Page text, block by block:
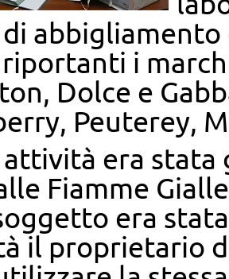
di
i
Dolce e
Peuterey,
attività era stata
Fiamme
era
il proprietario